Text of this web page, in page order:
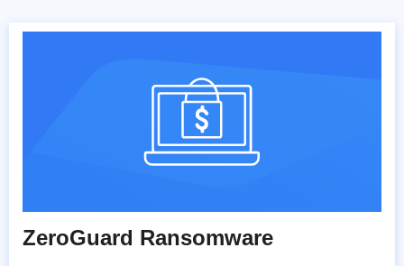
ZeroGuard Ransomware